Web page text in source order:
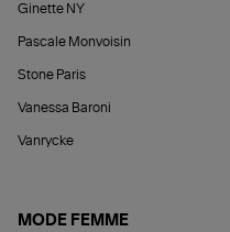
Ginette NY
Pascale Monvoisin
Stone Paris
Vanessa Baroni
Vanrycke
MODE FEMME